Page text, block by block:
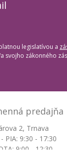
legislatívou a
zákonného
predajňa
2, Trnava
PIA: 9:30 - 17:30
9:00 - 12:30